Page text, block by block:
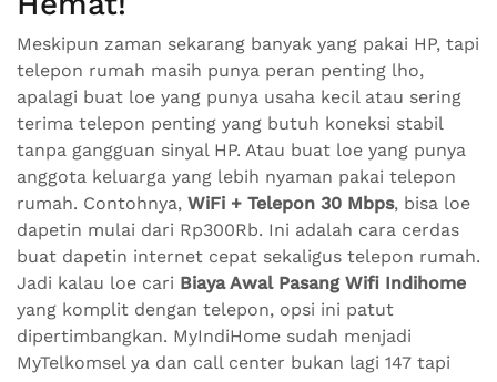
Meskipun zaman sekarang banyak yang pakai HP, tapi
telepon rumah masih punya peran penting lho,
apalagi buat loe yang punya usaha kecil atau sering
terima telepon penting yang butuh koneksi stabil
tanpa gangguan sinyal HP. Atau buat loe yang punya
anggota keluarga yang lebih nyaman pakai telepon
rumah. Contohnya, WiFi + Telepon 30 Mbps, bisa loe
dapetin mulai dari Rp300Rb. Ini adalah cara cerdas
buat dapetin internet cepat sekaligus telepon rumah.
Jadi kalau loe cari Biaya Awal Pasang Wifi Indihome
yang komplit dengan telepon, opsi ini patut
dipertimbangkan. MyIndiHome sudah menjadi
MyTelkomsel ya dan call center bukan lagi 147 tapi